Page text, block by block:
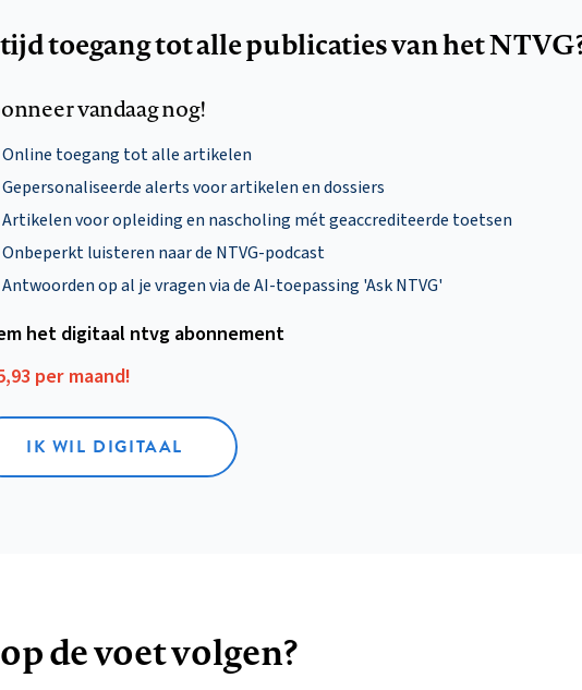
toegang tot alle publicaties van het
vandaag nog!
Online toegang tot alle artikelen
Gepersonaliseerde alerts voor artikelen en dossiers
Artikelen voor opleiding en nascholing mét geaccrediteerde toetsen
Onbeperkt luisteren naar de NTVG-podcast
Antwoorden op al je vragen via de AI-toepassing 'Ask NTVG'
het digitaal ntvg abonnement
per maand!
IK WIL DIGITAAL
de voet volgen?